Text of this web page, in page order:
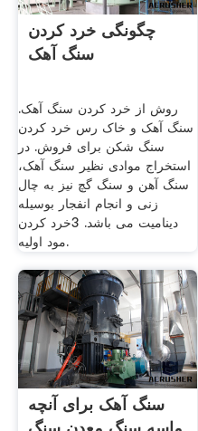
چگونگی خرد کردن
سنگ آهک
روش از خرد کردن سنگ آهک.
سنگ آهک و خاک رس خرد کردن
سنگ شکن برای فروش. در
استخراج موادى نظير سنگ آهک،
سنگ آهن و سنگ گچ نيز به چال
زنى و انجام انفجار بوسيله
ديناميت مى باشد. 3خرد کردن
مود اوليه.
سنگ آهک برای آنچه